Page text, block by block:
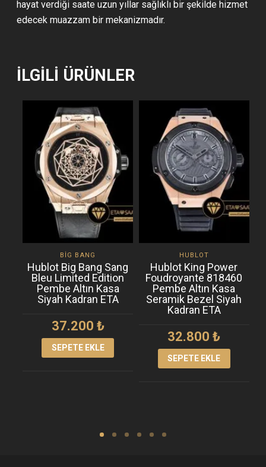
hayat verdiği saate uzun yıllar sağlıklı bir şekilde hizmet
edecek muazzam bir mekanizmadır.
İLGILI ÜRÜNLER
BIG BANG
Hublot Big Bang Sang
Bleu Limited Edition
Pembe Altın Kasa
Siyah Kadran ETA
37.200 ₺
SEPETE EKLE
HUBLOT
Hublot King Power
Foudroyante 818460
Pembe Altın Kasa
Seramik Bezel Siyah
Kadran ETA
32.800₺
SEPETE EKLE